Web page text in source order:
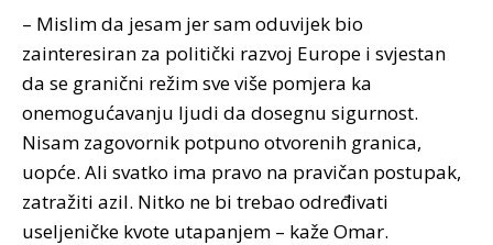
– Mislim da jesam jer sam oduvijek bio
zainteresiran za politički razvoj Europe i svjestan
da se granični režim sve više pomjera ka
onemogućavanju ljudi da dosegnu sigurnost.
Nisam zagovornik potpuno otvorenih granica,
uopće. Ali svatko ima pravo na pravičan postupak,
zatražiti azil. Nitko ne bi trebao određivati
useljeničke kvote utapanjem – kaže Omar.